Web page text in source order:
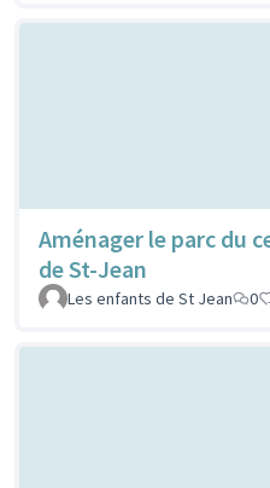
Aménager le parc du
de St-Jean
Les enfants de St Jean
0